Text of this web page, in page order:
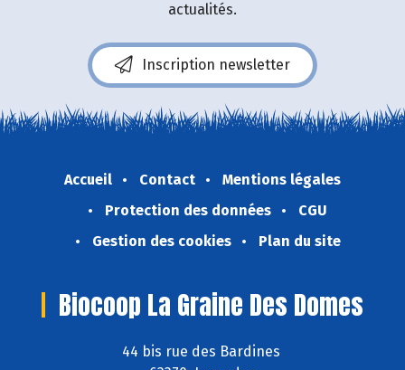
actualités.
Inscription newsletter
Accueil Contact
Mentions légales
Protection des données
CGU
Gestion des cookies
Plan du site
Biocoop La Graine Des Domes
44 bis rue des Bardines